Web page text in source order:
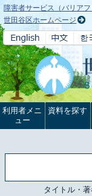
本文へ
障害者サービス（バリアフ
世田谷区ホームページ
利用者メニ
ュー
資料を探す
タイトル・